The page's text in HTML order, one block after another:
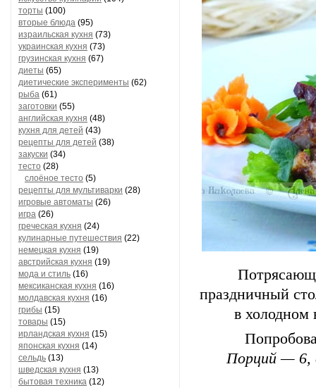
торты (100)
вторые блюда (95)
израильская кухня (73)
украинская кухня (73)
грузинская кухня (67)
диеты (65)
диетические эксперименты (62)
рыба (61)
заготовки (55)
английская кухня (48)
кухня для детей (43)
рецепты для детей (38)
закуски (34)
тесто (28)
слоёное тесто (5)
рецепты для мультиварки (28)
игровые автоматы (26)
игра (26)
греческая кухня (24)
кулинарные путешествия (22)
немецкая кухня (19)
австрийская кухня (19)
мода и стиль (16)
мексиканская кухня (16)
молдавская кухня (16)
грибы (15)
товары (15)
ирландская кухня (15)
японская кухня (14)
сельдь (13)
шведская кухня (13)
бытовая техника (12)
праздничный
в
Порций — 6,